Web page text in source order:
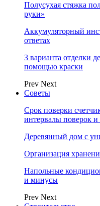
Полусухая стяжка
руки»
Аккумуляторный
ответах
3 варианта отделки
помощью краски
Prev Next
Советы
Срок поверки
интервалы поверок
Деревянный дом с
Организация
Напольные
и минусы
Prev Next